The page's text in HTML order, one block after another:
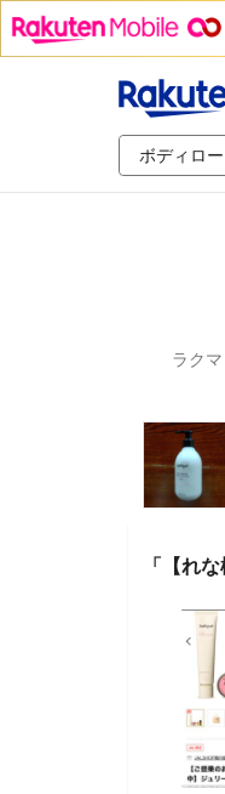
ラクマ
「【れ